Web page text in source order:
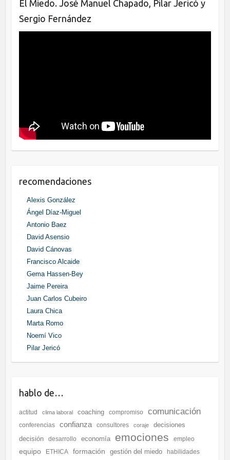
El Miedo. José Manuel Chapado, Pilar Jericó y
Sergio Fernández
recomendaciones
Alexis González
Ángel Díaz-Miguel
Antonio Baez
David Asensio
David Cánovas
Francisco Alcaide
Gema Hassen-Bey
Jaime Pereira
Juan Carlos Cubeiro
Laura Chica
Marta Romo
Noemí Vico
Pilar Jericó
hablo de…
actitud clima laboral coaching compromiso comunicación
conferencias confianza consultores coraje
decisiones
decisión
desarrollo economía emociones empleo
equipo ETHICA formación gestión del miedo habilidades